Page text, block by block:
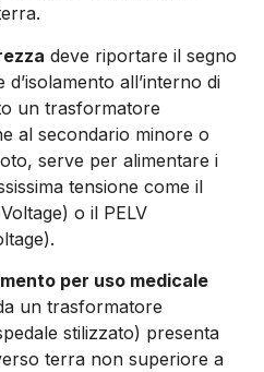
deve riportare il segno
all’interno di
un trasformatore
al secondario minore o
serve per alimentare i
tensione come il
o il PELV
per uso medicale
un trasformatore
stilizzato) presenta
terra non superiore a